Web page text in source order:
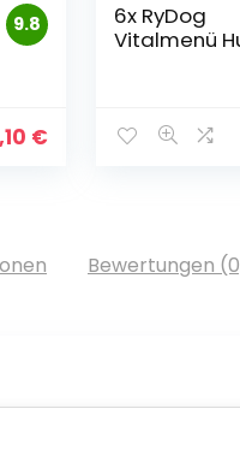
9.8
€
6x RyDog
Vitalmenü
Bewertungen